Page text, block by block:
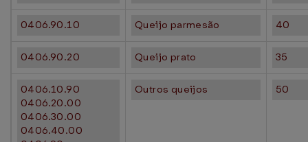
0406.90.10 Queijo parmesão 40
0406.90.20 Queijo prato 35
0406.10.90
0406.20.00
0406.30.00
0406.40.00
Outros queijos 50